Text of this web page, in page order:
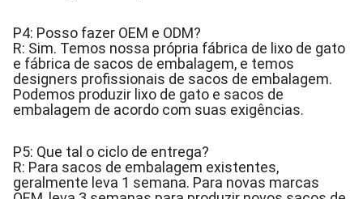
P4: Posso fazer OEM e ODM?
R: Sim. Temos nossa própria fábrica de lixo de gato
e fábrica de sacos de embalagem, e temos
designers profissionais de sacos de embalagem.
Podemos produzir lixo de gato e sacos de
embalagem de acordo com suas exigências.
P5: Que tal o ciclo de entrega?
R: Para sacos de embalagem existentes,
geralmente leva 1 semana. Para novas marcas